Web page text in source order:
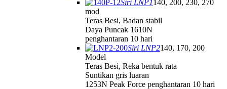
Siri LNP1140, 200, 230, 270
mod
Teras Besi, Badan stabil
Daya Puncak 1610N
penghantaran 10 hari
Siri LNP2140, 170, 200
Model
Teras Besi, Reka bentuk rata
Suntikan gris luaran
1253N Peak Force penghantaran 10 hari